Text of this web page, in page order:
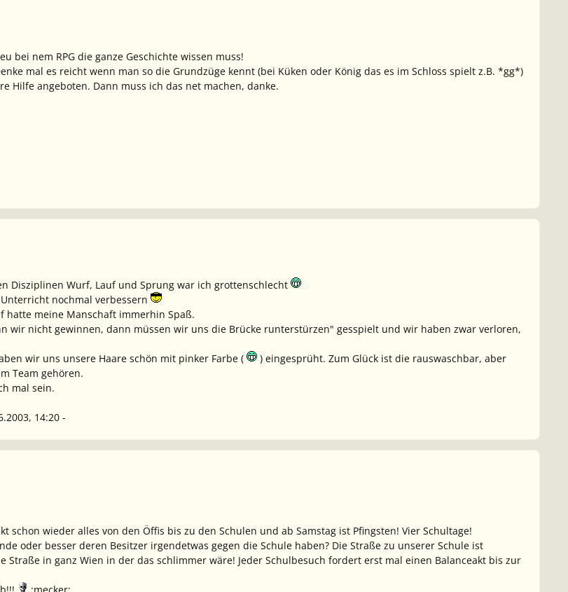
bei nem RPG die ganze Geschichte wissen muss!
mal es reicht wenn man so die Grundzüge kennt (bei Küken oder König das es im Schloss spielt z.B. *gg*)
Hilfe angeboten. Dann muss ich das net machen, danke.
Disziplinen Wurf, Lauf und Sprung war ich grottenschlecht
nochmal verbessern
hatte meine Manschaft immerhin Spaß.
wir nicht gewinnen, dann müssen wir uns die Brücke runterstürzen" gesspielt und wir haben zwar verloren,
wir uns unsere Haare schön mit pinker Farbe (
) eingesprüht. Zum Glück ist die rauswaschbar, aber
Team gehören.
mal sein.
14:20 -
schon wieder alles von den Öffis bis zu den Schulen und ab Samstag ist Pfingsten! Vier Schultage!
oder besser deren Besitzer irgendetwas gegen die Schule haben? Die Straße zu unserer Schule ist
Straße in ganz Wien in der das schlimmer wäre! Jeder Schulbesuch fordert erst mal einen Balanceakt bis zur